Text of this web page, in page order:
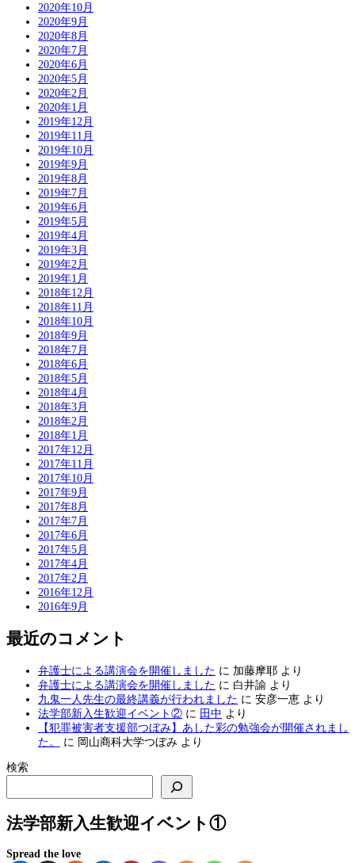
2020年10月
2020年9月
2020年8月
2020年7月
2020年6月
2020年5月
2020年2月
2020年1月
2019年12月
2019年11月
2019年10月
2019年9月
2019年8月
2019年7月
2019年6月
2019年5月
2019年4月
2019年3月
2019年2月
2019年1月
2018年12月
2018年11月
2018年10月
2018年9月
2018年7月
2018年6月
2018年5月
2018年4月
2018年3月
2018年2月
2018年1月
2017年12月
2017年11月
2017年10月
2017年9月
2017年8月
2017年7月
2017年6月
2017年5月
2017年4月
2017年2月
2016年12月
2016年9月
最近のコメント
弁護士による講演会を開催しました に 加藤摩耶 より
弁護士による講演会を開催しました に 白井諭 より
九鬼一人先生の最終講義が行われました に 安彦一恵 より
法学部新入生歓迎イベント② に 田中 より
【犯罪被害者支援部つぼみ】あした彩の勉強会が開催されまし
た。
に 岡山商科大学つぼみ より
検索
法学部新入生歓迎イベント①
Spread the love